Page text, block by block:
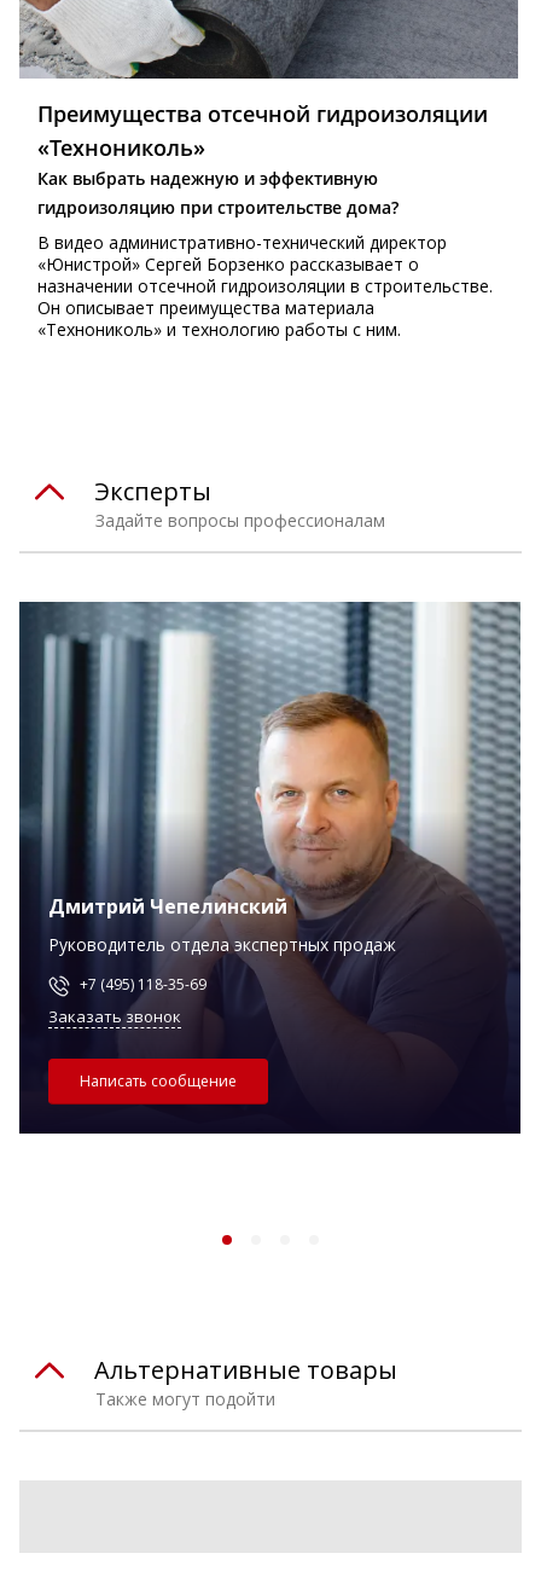
Преимущества отсечной гидроизоляции
«Технониколь»
Как выбрать надежную и эффективную
гидроизоляцию при строительстве дома?
В видео административно-технический директор
«Юнистрой» Сергей Борзенко рассказывает о
назначении отсечной гидроизоляции в строительстве.
Он описывает преимущества материала
«Технониколь» и технологию работы с ним.
Задайте вопросы профессионалам
Эксперты
Дмитрий Чепелинский
Руководитель отдела экспертных продаж
+7 (495) 118-35-69
Заказать звонок
Написать сообщение
Также могут подойти
Альтернативные товары